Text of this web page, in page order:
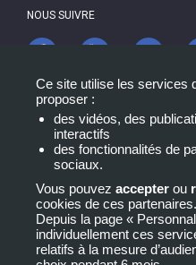
NOUS SUIVRE
LA CERTIFICATION QUALITÉ
Ce site utilise les services
proposer :
des vidéos, des
interactifs
des fonctionnalités de
sociaux.
Vous pouvez accepter ou
cookies de ces partenaires.
Depuis la page «
individuellement ces
relatifs à la mesure